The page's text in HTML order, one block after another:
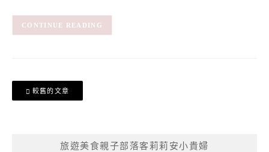
CONTINUE READING
章
較舊的文章
旅遊美食親子部落客莉莉安小貴婦